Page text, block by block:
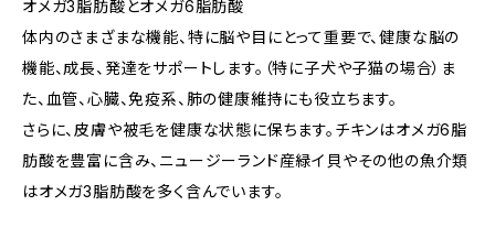
オメガ3脂肪酸とオメガ6脂肪酸
体内のさまざまな機能、特に脳や目にとって重要で、健康な脳の
機能、成長、発達をサポートします。（特に子犬や子猫の場合）ま
た、血管、心臓、免疫系、肺の健康維持にも役立ちます。
さらに、皮膚や被毛を健康な状態に保ちます。チキンはオメガ6脂
肪酸を豊富に含み、ニュージーランド産緑イ貝やその他の魚介類
はオメガ3脂肪酸を多く含んでいます。